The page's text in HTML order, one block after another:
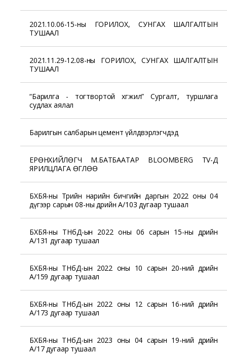
2021.10.06-15-ны ГОРИЛОХ, СУНГАХ ШАЛГАЛТЫН
ТУШААЛ
2021.11.29-12.08-ны ГОРИЛОХ, СУНГАХ ШАЛГАЛТЫН
ТУШААЛ
“Барилга - тогтвортой хөгжил” Сургалт, туршлага
судлах аялал
Барилгын салбарын цемент үйлдвэрлэгчдэд
ЕРӨНХИЙЛӨГЧ М.БАТБААТАР BLOOMBERG TV-Д
ЯРИЛЦЛАГА ӨГЛӨӨ
БХБЯ-ны Төрийн нарийн бичгийн даргын 2022 оны 04
дүгээр сарын 08-ны өдрийн А/103 дугаар тушаал
БХБЯ-ны ТНбД-ын 2022 оны 06 сарын 15-ны өдрийн
А/131 дугаар тушаал
БХБЯ-ны ТНбД-ын 2022 оны 10 сарын 20-ний өдрийн
А/159 дугаар тушаал
БХБЯ-ны ТНбД-ын 2022 оны 12 сарын 16-ний өдрийн
А/173 дугаар тушаал
БХБЯ-ны ТНбД-ын 2023 оны 04 сарын 19-ний өдрийн
А/17 дугаар тушаал